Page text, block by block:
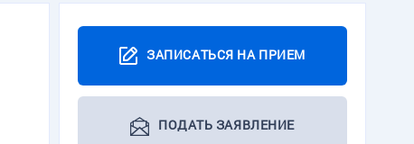
ЗАПИСАТЬСЯ НА ПРИЕМ
ПОДАТЬ ЗАЯВЛЕНИЕ